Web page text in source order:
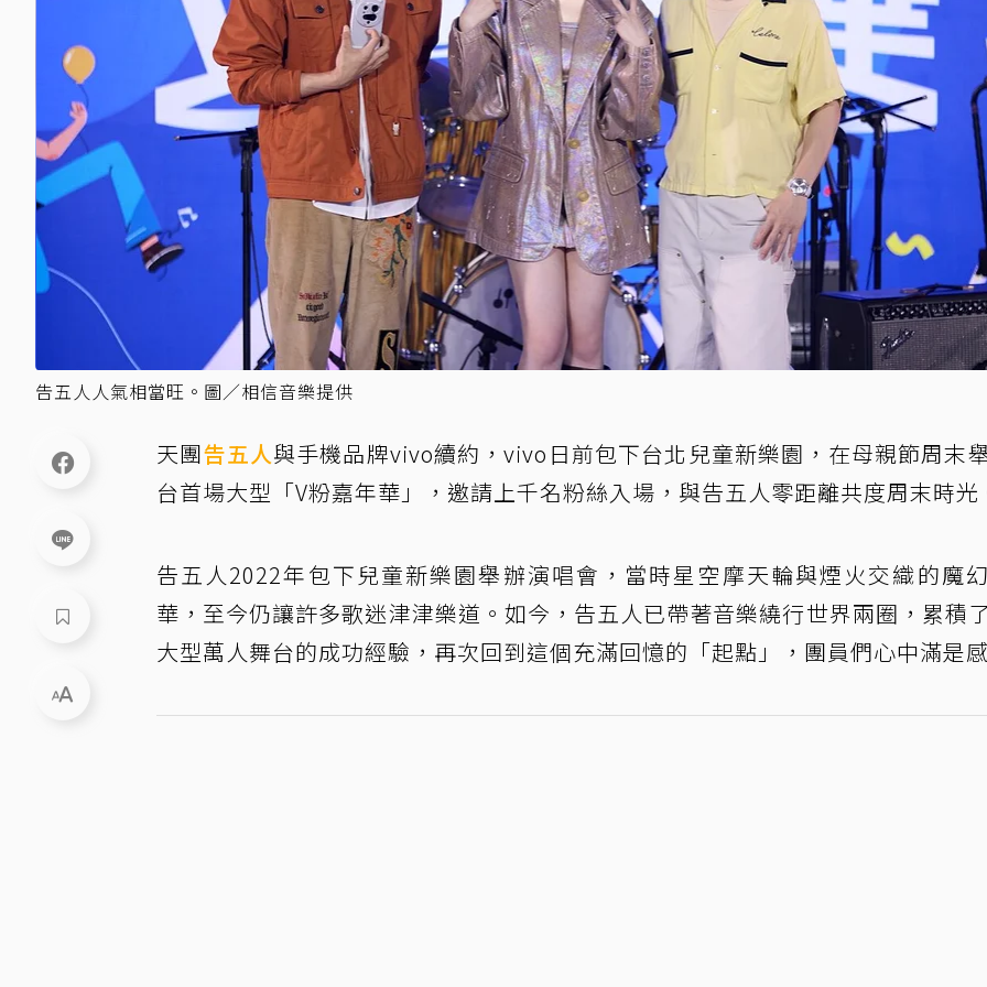
告五人人氣相當旺。圖／相信音樂提供
天團告五人與手機品牌vivo續約，vivo日前包下台北兒童新樂園，在母親節周末
台首場大型「V粉嘉年華」，邀請上千名粉絲入場，與告五人零距離共度周末時光
告五人2022年包下兒童新樂園舉辦演唱會，當時星空摩天輪與煙火交織的魔
華，至今仍讓許多歌迷津津樂道。如今，告五人已帶著音樂繞行世界兩圈，累積
大型萬人舞台的成功經驗，再次回到這個充滿回憶的「起點」，團員們心中滿是